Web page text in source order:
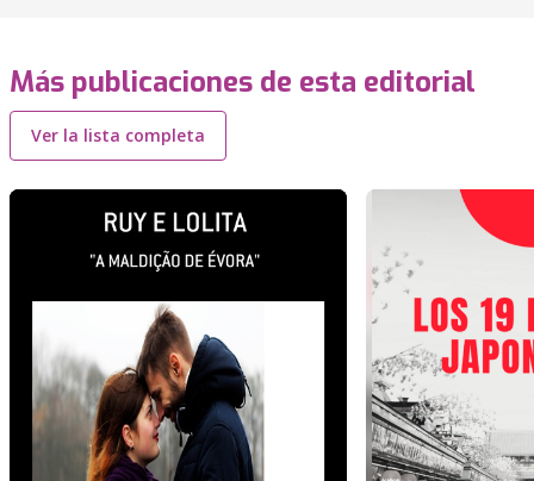
Más publicaciones de esta editorial
Ver la lista completa